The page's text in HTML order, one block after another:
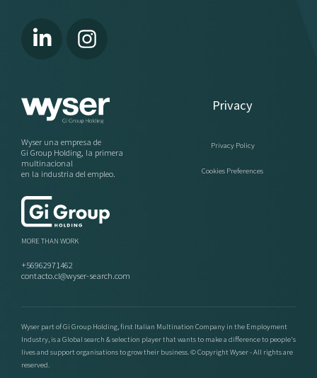
Wyser una empresa de
Gi Group Holding, la primera
multinacional
en la industria del empleo.
Privacy
Privacy Policy
Cookies Preferences
MORE THAN WORK
+56962971462
contacto.cl@wyser-search.com
Wyser part of Gi Group Holding, first Italian Multination Company in the Employment
Industry, is a Global search & selection player that wants to make a difference to people's
lives and support organisations to grow their business. © Copyright Wyser - All rights are
reserved.